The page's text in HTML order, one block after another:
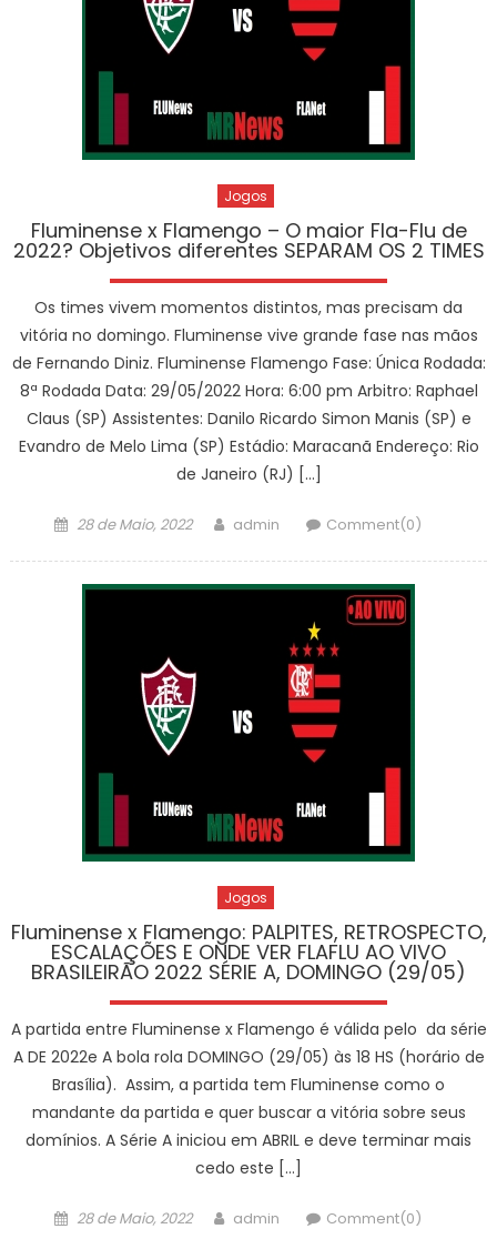
Jogos
Fluminense x Flamengo – O maior Fla-Flu de
2022? Objetivos diferentes SEPARAM OS 2 TIMES
Os times vivem momentos distintos, mas precisam da
vitória no domingo. Fluminense vive grande fase nas mãos
de Fernando Diniz. Fluminense Flamengo Fase: Única Rodada:
8ª Rodada Data: 29/05/2022 Hora: 6:00 pm Arbitro: Raphael
Claus (SP) Assistentes: Danilo Ricardo Simon Manis (SP) e
Evandro de Melo Lima (SP) Estádio: Maracanã Endereço: Rio
de Janeiro (RJ) […]
Posted
28 de Maio, 2022 Author
admin Comment(0)
Jogos
Fluminense x Flamengo: PALPITES, RETROSPECTO,
ESCALAÇÕES E ONDE VER FLAFLU AO VIVO
BRASILEIRÃO 2022 SÉRIE A, DOMINGO (29/05)
A partida entre Fluminense x Flamengo é válida pelo da série
A DE 2022e A bola rola DOMINGO (29/05) às 18 HS (horário de
Brasília). Assim, a partida tem Fluminense como o
mandante da partida e quer buscar a vitória sobre seus
domínios. A Série A iniciou em ABRIL e deve terminar mais
cedo este […]
Posted
28 de Maio, 2022 Author
admin Comment(0)